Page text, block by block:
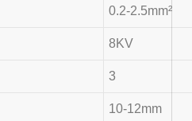
0.2-2.5mm²
8KV
3
10-12mm